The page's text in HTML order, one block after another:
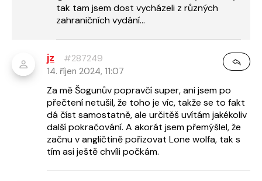
tak tam jsem dost vycházeli z různých
zahraničních vydání...
jz
#287249
14. říjen 2024, 11:07
Za mě Šogunův popravčí super, ani jsem po
přečtení netušil, že toho je víc, takže se to fakt
dá číst samostatně, ale určitěš uvítám jakékoliv
další pokračování. A akorát jsem přemýšlel, že
začnu v angličtině pořizovat Lone wolfa, tak s
tím asi ještě chvíli počkám.